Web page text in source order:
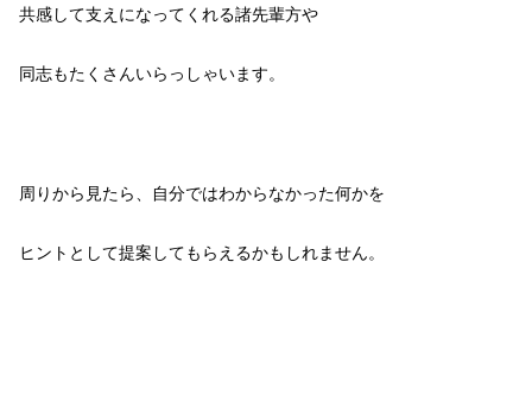
共感して支えになってくれる諸先輩方や
同志もたくさんいらっしゃいます。
周りから見たら、自分ではわからなかった何かを
ヒントとして提案してもらえるかもしれません。